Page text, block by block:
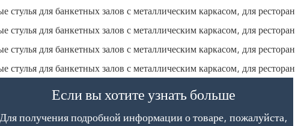
Если вы хотите узнать больше
Для получения подробной информации о товаре, пожалуйста,